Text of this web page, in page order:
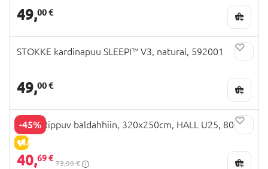
49,00 €
STOKKE kardinapuu SLEEPI™ V3, natural, 592001
49,00 €
-45%
ALLAHINDLUS
MILLI Rippuv baldahhiin, 320x250cm, HALL U25, 80124
40,69 €
73,99 €